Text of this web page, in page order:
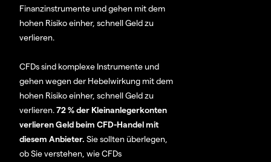
Finanzinstrumente und gehen mit dem
hohen Risiko einher, schnell Geld zu
verlieren.
CFDs sind komplexe Instrumente und
gehen wegen der Hebelwirkung mit dem
hohen Risiko einher, schnell Geld zu
verlieren.72 % der Kleinanlegerkonten
verlieren Geld beim CFD-Handel mit
diesem Anbieter. Sie sollten überlegen,
ob Sie verstehen, wie CFDs